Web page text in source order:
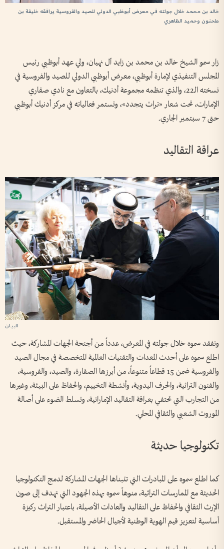
خالد بن محمد خلال جولته في معرض أبوظبي الدولي للصيد والفروسية يرافقه خليفة بن
طحنون وحميد الظاهري
زار سمو الشيخ خالد بن محمد بن زايد آل نهيان، ولي عهد أبوظبي رئيس
المجلس التنفيذي لإمارة أبوظبي، معرض أبوظبي الدولي للصيد والفروسية في
نسخته الـ22، والذي تنظمه مجموعة أدنيك، بالتعاون مع نادي صقاري
الإمارات، تحت شعار «تراث يتجدد»، وتستمر فعالياته في مركز أدنيك أبوظبي
حتى 7 سبتمبر الجاري.
عراقة التقاليد
وتفقد سموه خلال جولته في المعرض، عدداً من أجنحة الجهات المشاركة، حيث
اطلع سموه على أحدث المعدات والتقنيات العالمية المتخصصة في مجال الصيد
والفروسية ضمن 15 قطاعاً متنوعاً، من أبرزها الصقارة، والصيد، والفروسية،
والفنون التراثية، والحرف اليدوية، وأنشطة التخييم، والحفاظ على البيئة، وغيرها
من التجارب التي تحتفي بعراقة التقاليد الإماراتية، وتسلط الضوء على أصالة
الموروث الشعبي والثقافي المحلي.
تكنولوجيا حديثة
كما اطلع سموه على المبادرات التي تتبناها الجهات المشاركة لدمج التكنولوجيا
الحديثة مع الممارسات التراثية، منوهاً سموه بهذه الجهود التي تهدف إلى صون
الإرث الثقافي والحفاظ على التقاليد والعادات الأصيلة، باعتبار التراث ركيزة
أساسية لتعزيز قيم الهوية الوطنية لأجيال الحاضر والمستقبل.